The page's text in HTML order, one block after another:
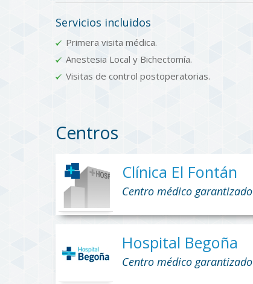
Servicios incluidos
Primera visita médica.
Anestesia Local y Bichectomía.
Visitas de control postoperatorias.
Centros
Clínica El Fontán
Centro médico garantizado
Hospital Begoña
Centro médico garantizado